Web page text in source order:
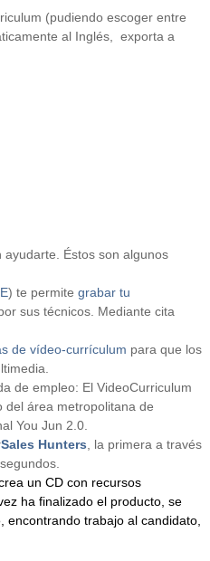
(pudiendo escoger entre
al Inglés, exporta a
Éstos son algunos
) te permite grabar tu
sus técnicos. Mediante cita
de vídeo-currículum para que los
de empleo: El VideoCurriculum
del área metropolitana de
You Jun 2.0.
Sales Hunters, la primera a través
un CD con recursos
ha finalizado el producto, se
encontrando trabajo al candidato,